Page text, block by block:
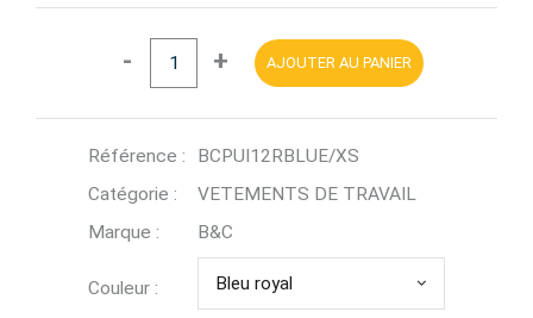
- + AJOUTER AU PANIER
Référence :
BCPUI12RBLUE/XS
Catégorie :
VETEMENTS DE TRAVAIL
Marque :
B&C
Couleur : Bleu royal